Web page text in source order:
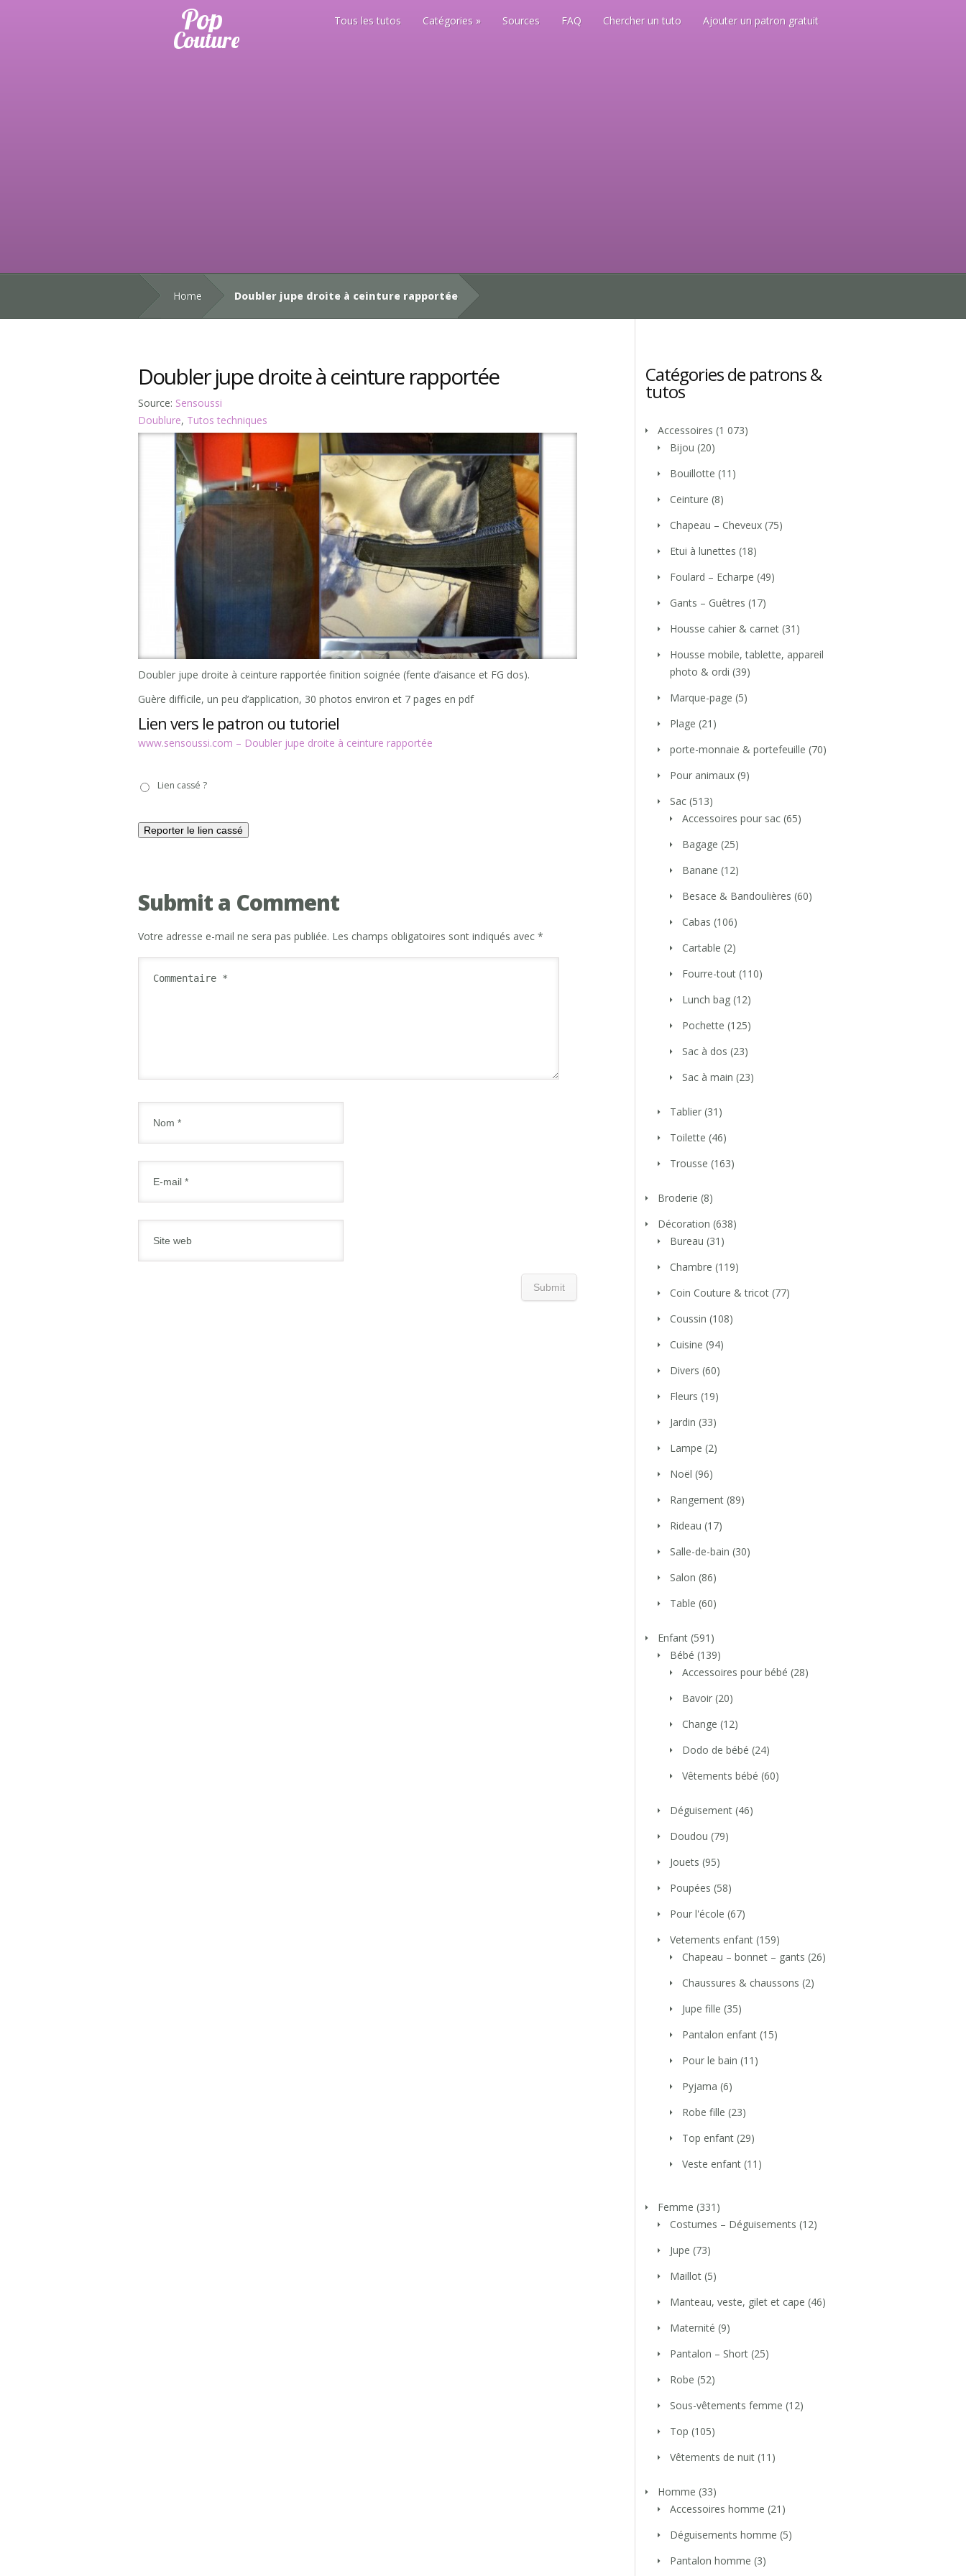
Tous les tutos Catégories Sources FAQ Chercher un tuto Ajouter un patron gratuit
Home Doubler jupe droite à ceinture rapportée
Doubler jupe droite à ceinture rapportée
Source: Sensoussi
Doublure, Tutos techniques
Doubler jupe droite à ceinture rapportée finition soignée (fente d’aisance et FG dos).
Guère difficile, un peu d’application, 30 photos environ et 7 pages en pdf
Lien vers le patron ou tutoriel
www.sensoussi.com – Doubler jupe droite à ceinture rapportée
casséLien cassé ?
Submit a Comment
Votre adresse e-mail ne sera pas publiée. Les champs obligatoires sont indiqués avec *
Catégories de patrons &
tutos
Accessoires (1 073)
Bijou (20)
Bouillotte (11)
Ceinture (8)
Chapeau – Cheveux (75)
Etui à lunettes (18)
Foulard – Echarpe (49)
Gants – Guêtres (17)
Housse cahier & carnet (31)
Housse mobile, tablette, appareil
photo & ordi (39)
Marque-page (5)
Plage (21)
porte-monnaie & portefeuille (70)
Pour animaux (9)
Sac (513)
Accessoires pour sac (65)
Bagage (25)
Banane (12)
Besace & Bandoulières (60)
Cabas (106)
Cartable (2)
Fourre-tout (110)
Lunch bag (12)
Pochette (125)
Sac à dos (23)
Sac à main (23)
Tablier (31)
Toilette (46)
Trousse (163)
Broderie (8)
Décoration (638)
Bureau (31)
Chambre (119)
Coin Couture & tricot (77)
Coussin (108)
Cuisine (94)
Divers (60)
Fleurs (19)
Jardin (33)
Lampe (2)
Noël (96)
Rangement (89)
Rideau (17)
Salle-de-bain (30)
Salon (86)
Table (60)
Enfant (591)
Bébé (139)
Accessoires pour bébé (28)
Bavoir (20)
Change (12)
Dodo de bébé (24)
Vêtements bébé (60)
Déguisement (46)
Doudou (79)
Jouets (95)
Poupées (58)
Pour l'école (67)
Vetements enfant (159)
Chapeau – bonnet – gants (26)
Chaussures & chaussons (2)
Jupe fille (35)
Pantalon enfant (15)
Pour le bain (11)
Pyjama (6)
Robe fille (23)
Top enfant (29)
Veste enfant (11)
Femme (331)
Costumes – Déguisements (12)
Jupe (73)
Maillot (5)
Manteau, veste, gilet et cape (46)
Maternité (9)
Pantalon – Short (25)
Robe (52)
Sous-vêtements femme (12)
Top (105)
Vêtements de nuit (11)
Homme (33)
Accessoires homme (21)
Déguisements homme (5)
Pantalon homme (3)